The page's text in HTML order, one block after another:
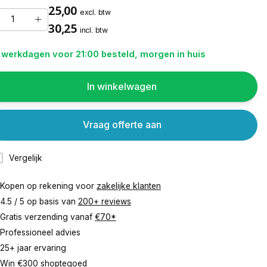
25,00 excl. btw
30,25 incl. btw
werkdagen voor 21:00 besteld, morgen in huis
In winkelwagen
Vergelijk
Vraag offerte aan
Kopen op rekening voor zakelijke klanten
4.5 / 5 op basis van 200+ reviews
Gratis verzending vanaf €70*
Professioneel advies
25+ jaar ervaring
Win €300 shoptegoed